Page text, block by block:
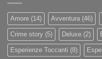
Amore (14) Avventura (46)
Crime story (5) Deluxe (2)
Esperienze Toccanti (8)